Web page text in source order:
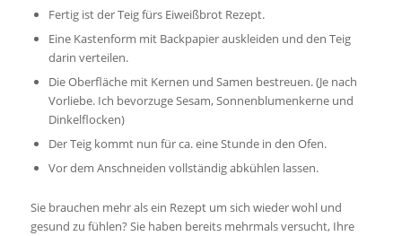
Fertig ist der Teig fürs Eiweißbrot Rezept.
Eine Kastenform mit Backpapier auskleiden und den Teig
darin verteilen.
Die Oberfläche mit Kernen und Samen bestreuen. (Je nach
Vorliebe. Ich bevorzuge Sesam, Sonnenblumenkerne und
Dinkelflocken)
Der Teig kommt nun für ca. eine Stunde in den Ofen.
Vor dem Anschneiden vollständig abkühlen lassen.
Sie brauchen mehr als ein Rezept um sich wieder wohl und
gesund zu fühlen? Sie haben bereits mehrmals versucht, Ihre